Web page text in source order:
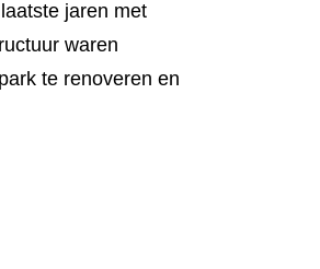
jaren met
waren
te renoveren en